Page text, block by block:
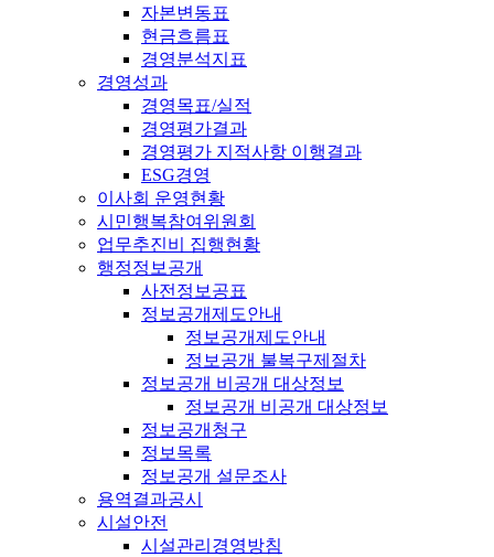
자본변동표
현금흐름표
경영분석지표
경영성과
경영목표/실적
경영평가결과
경영평가 지적사항 이행결과
ESG경영
이사회 운영현황
시민행복참여위원회
업무추진비 집행현황
행정정보공개
사전정보공표
정보공개제도안내
정보공개제도안내
정보공개 불복구제절차
정보공개 비공개 대상정보
정보공개 비공개 대상정보
정보공개청구
정보목록
정보공개 설문조사
용역결과공시
시설안전
시설관리경영방침